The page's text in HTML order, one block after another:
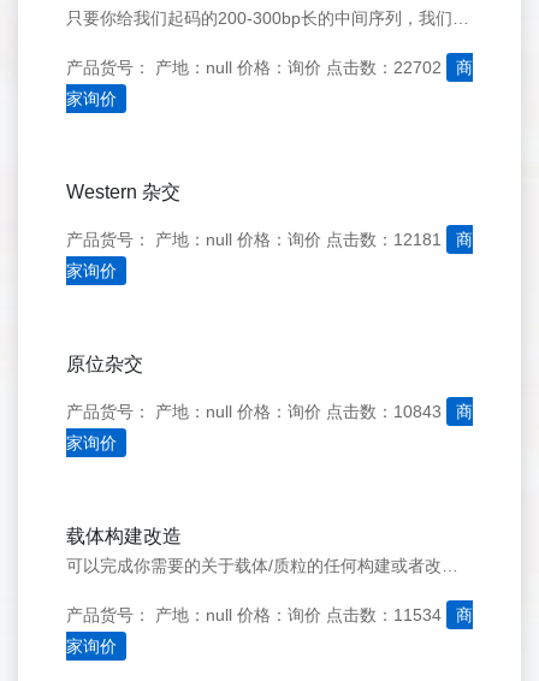
产品货号： 产地：null 价格：询价 点击数：22702
商
家询价
Western 杂交
产品货号： 产地：null 价格：询价 点击数：12181
商
家询价
原位杂交
产品货号： 产地：null 价格：询价 点击数：10843
商
家询价
载体构建改造
产品货号： 产地：null 价格：询价 点击数：11534
商
家询价